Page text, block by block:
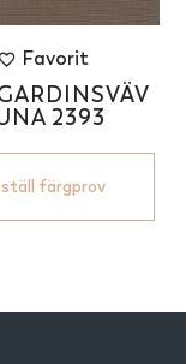
Favorit
2393
färgprov